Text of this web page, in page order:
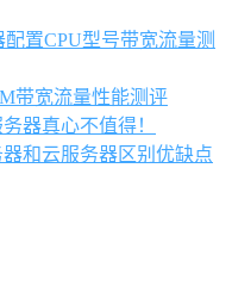
置CPU型号带宽流量测
带宽流量性能测评
器真心不值得！
和云服务器区别优缺点